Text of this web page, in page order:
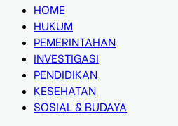
HOME
HUKUM
PEMERINTAHAN
INVESTIGASI
PENDIDIKAN
KESEHATAN
SOSIAL & BUDAYA